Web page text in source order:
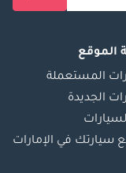
الموقع
المستعملة
الجديدة
سيارتك في الإمارات